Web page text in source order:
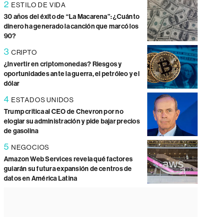
2 ESTILO DE VIDA
30 años del éxito de “La Macarena”: ¿Cuánto
dinero ha generado la canción que marcó los
90?
3 CRIPTO
¿Invertir en criptomonedas? Riesgos y
oportunidades ante la guerra, el petróleo y el
dólar
4 ESTADOS UNIDOS
Trump critica al CEO de Chevron por no
elogiar su administración y pide bajar precios
de gasolina
5 NEGOCIOS
Amazon Web Services revela qué factores
guiarán su futura expansión de centros de
datos en América Latina